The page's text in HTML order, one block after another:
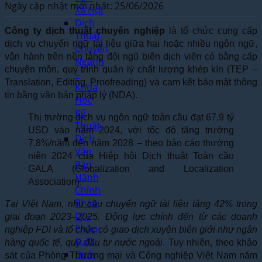
Xã Hội
Dịch
Thuật
Chuyên
Ngành
–
Khoa
Học
Kỹ
Thuật
Dịch
Văn
Bản
Hành
Chính
Pháp
Lý –
Pháp
Luật
Dịch
Ngày cập nhật mới nhất: 25/06/2026
Công ty dịch thuật chuyên nghiệp là tổ chức cung cấp
dịch vụ chuyển ngữ tài liệu giữa hai hoặc nhiều ngôn ngữ,
vận hành trên nền tảng đội ngũ biên dịch viên có bằng cấp
chuyên môn, quy trình quản lý chất lượng khép kín (TEP –
Translation, Editing, Proofreading) và cam kết bảo mật thông
tin bằng văn bản pháp lý (NDA).
Thị trường dịch vụ ngôn ngữ toàn cầu đạt 67,9 tỷ
USD vào năm 2024, với tốc độ tăng trưởng
7,8%/năm đến năm 2028 – theo báo cáo thường
niên 2024 của Hiệp hội Dịch thuật Toàn cầu
GALA (Globalization and Localization
Association).
Tại Việt Nam, nhu cầu chuyển ngữ tài liệu tăng 42% trong
giai đoạn 2023–2025. Động lực chính đến từ các doanh
nghiệp FDI và tổ chức có giao dịch xuyên biên giới như ngân
hàng quốc tế, quỹ đầu tư nước ngoài. Tuy nhiên, theo khảo
sát của Phòng Thương mại và Công nghiệp Việt Nam năm